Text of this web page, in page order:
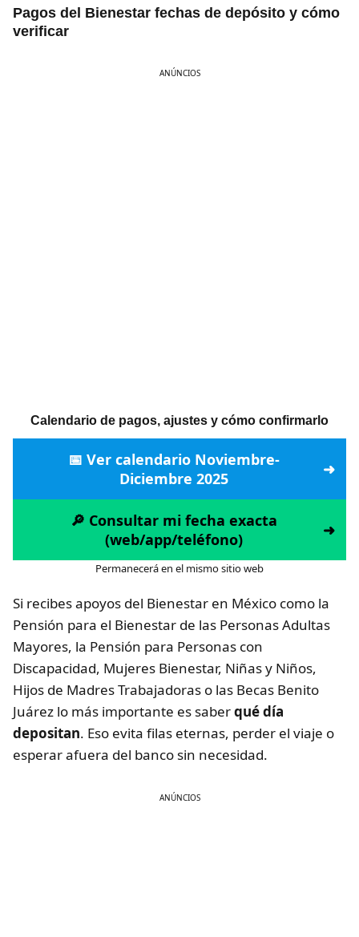
Pagos del Bienestar fechas de depósito y cómo
verificar
ANÚNCIOS
Calendario de pagos, ajustes y cómo confirmarlo
📅 Ver calendario Noviembre-
Diciembre 2025
🔎 Consultar mi fecha exacta
(web/app/teléfono)
Permanecerá en el mismo sitio web
Si recibes apoyos del Bienestar en México como la
Pensión para el Bienestar de las Personas Adultas
Mayores, la Pensión para Personas con
Discapacidad, Mujeres Bienestar, Niñas y Niños,
Hijos de Madres Trabajadoras o las Becas Benito
Juárez lo más importante es saberqué día
depositan. Eso evita filas eternas, perder el viaje o
esperar afuera del banco sin necesidad.
ANÚNCIOS